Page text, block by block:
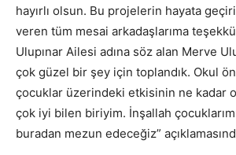
hayırlı olsun. Bu projelerin hayata
veren tüm mesai arkadaşlarıma
Ulupınar Ailesi adına söz alan Merve
çok güzel bir şey için toplandık. Okul
çocuklar üzerindeki etkisinin ne kadar
çok iyi bilen biriyim. İnşallah
buradan mezun edeceğiz”